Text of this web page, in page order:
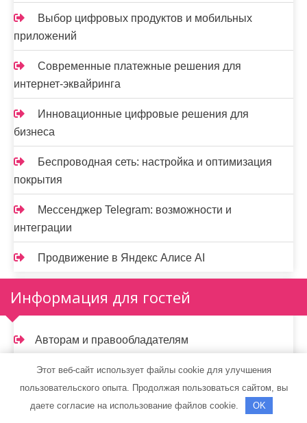
Выбор цифровых продуктов и мобильных
приложений
Современные платежные решения для
интернет-эквайринга
Инновационные цифровые решения для
бизнеса
Беспроводная сеть: настройка и оптимизация
покрытия
Мессенджер Telegram: возможности и
интеграции
Продвижение в Яндекс Алисе AI
Информация для гостей
Авторам и правообладателям
Политика конфиденциальности
Этот веб-сайт использует файлы cookie для улучшения
пользовательского опыта. Продолжая пользоваться сайтом, вы
даете согласие на использование файлов cookie.
OK